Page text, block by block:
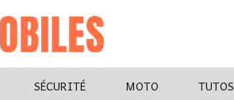
SÉCURITÉ MOTO TUTOS